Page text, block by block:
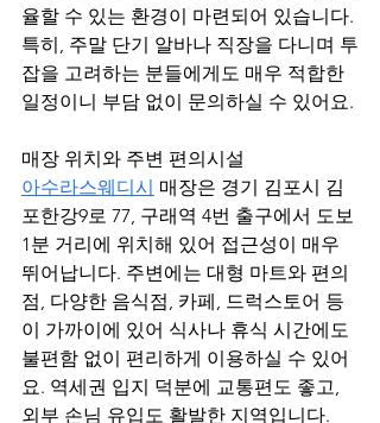
율할 수 있는 환경이 마련되어 있습니다.
특히, 주말 단기 알바나 직장을 다니며 투
잡을 고려하는 분들에게도 매우 적합한
일정이니 부담 없이 문의하실 수 있어요.
매장 위치와 주변 편의시설
아수라스웨디시 매장은 경기 김포시 김
포한강9로 77, 구래역 4번 출구에서 도보
1분 거리에 위치해 있어 접근성이 매우
뛰어납니다. 주변에는 대형 마트와 편의
점, 다양한 음식점, 카페, 드럭스토어 등
이 가까이에 있어 식사나 휴식 시간에도
불편함 없이 편리하게 이용하실 수 있어
요. 역세권 입지 덕분에 교통편도 좋고,
외부 손님 유입도 활발한 지역입니다.